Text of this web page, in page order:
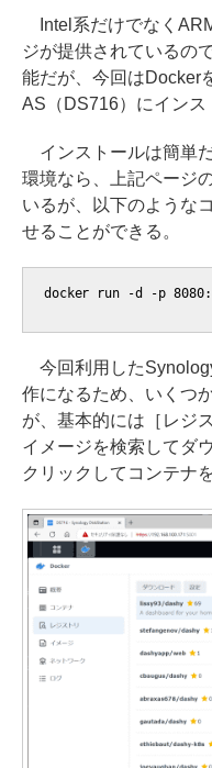
Intel系だけでなく
ジが提供されているの
能だが、今回はDocker
AS（DS716）にインス
インストールは簡単
環境なら、上記ページ
いるが、以下のような
せることができる。
docker run -d -p
今回利用した
作になるため、いくつ
が、基本的には［レジ
イメージを検索してダ
クリックしてコンテナ